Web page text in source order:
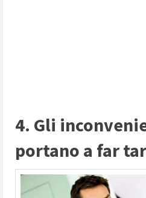
4. Gli
portano a far